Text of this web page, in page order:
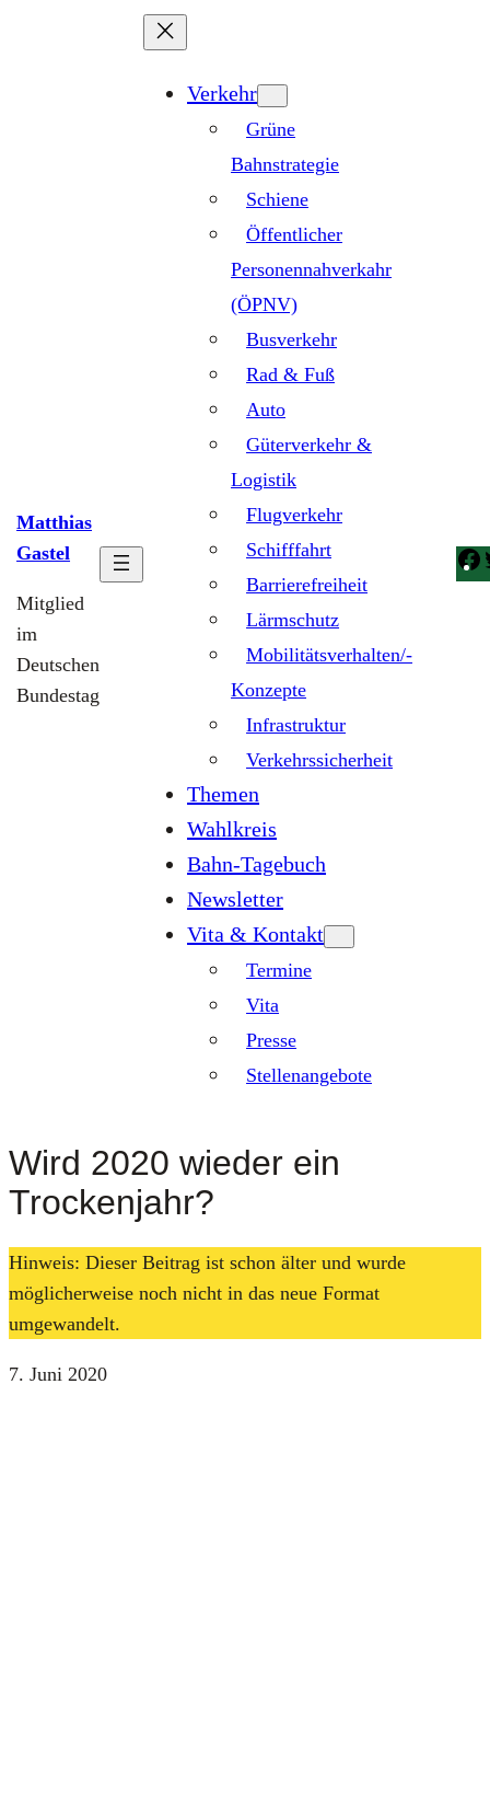
Matthias
Gastel
Mitglied
im
Deutschen
Bundestag
Verkehr
Grüne
Bahnstrategie
Schiene
Öffentlicher
Personennahverkahr
(ÖPNV)
Busverkehr
Rad & Fuß
Auto
Güterverkehr &
Logistik
Flugverkehr
Schifffahrt
Barrierefreiheit
Lärmschutz
Mobilitätsverhalten/-
Konzepte
Infrastruktur
Verkehrssicherheit
Themen
Wahlkreis
Bahn-Tagebuch
Newsletter
Vita & Kontakt
Termine
Vita
Presse
Stellenangebote
Wird 2020 wieder ein
Trockenjahr?
Hinweis: Dieser Beitrag ist schon älter und wurde
möglicherweise noch nicht in das neue Format
umgewandelt.
7. Juni 2020